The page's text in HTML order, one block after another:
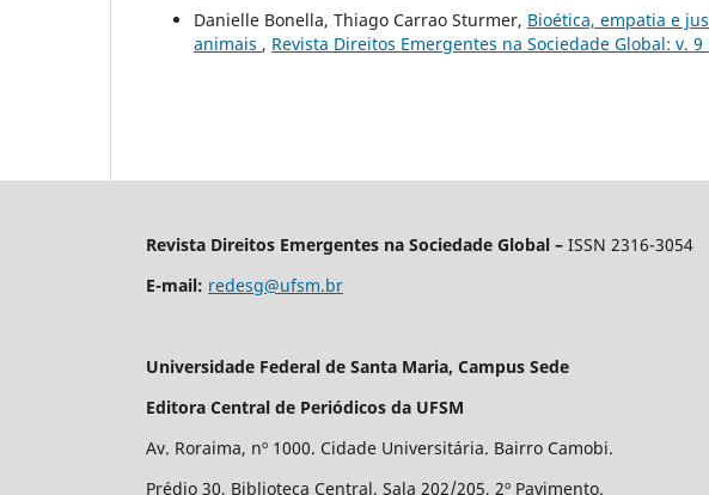
Danielle Bonella, Thiago Carrao Sturmer, Bioética, empatia e
animais , Revista Direitos Emergentes na Sociedade Global: v. 9
Revista Direitos Emergentes na Sociedade Global – ISSN 2316-3054
E-mail: redesg@ufsm.br
Universidade Federal de Santa Maria, Campus Sede
Editora Central de Periódicos da UFSM
Av. Roraima, nº 1000. Cidade Universitária. Bairro Camobi.
Prédio 30, Biblioteca Central, Sala 202/205, 2º Pavimento.